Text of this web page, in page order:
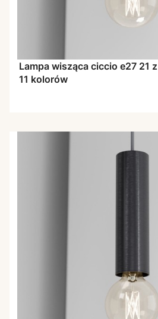
Lampa wisząca ciccio e27 21
11 kolorów